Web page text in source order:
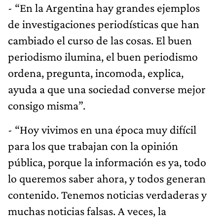
- “En la Argentina hay grandes ejemplos
de investigaciones periodísticas que han
cambiado el curso de las cosas. El buen
periodismo ilumina, el buen periodismo
ordena, pregunta, incomoda, explica,
ayuda a que una sociedad converse mejor
consigo misma”.
- “Hoy vivimos en una época muy difícil
para los que trabajan con la opinión
pública, porque la información es ya, todo
lo queremos saber ahora, y todos generan
contenido. Tenemos noticias verdaderas y
muchas noticias falsas. A veces, la